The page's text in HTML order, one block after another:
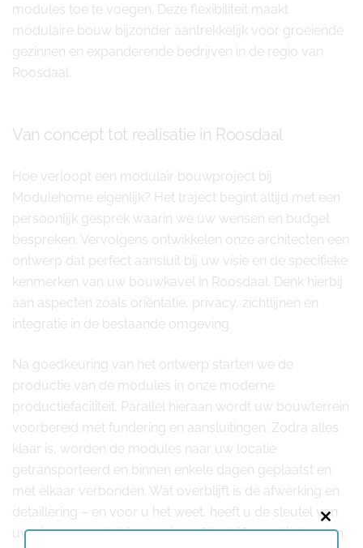
modules toe te voegen. Deze flexibiliteit maakt
modulaire bouw bijzonder aantrekkelijk voor groeiende
gezinnen en expanderende bedrijven in de regio van
Roosdaal.
Van concept tot realisatie in Roosdaal
Hoe verloopt een modulair bouwproject bij
Modulehome eigenlijk? Het traject begint altijd met een
persoonlijk gesprek waarin we uw wensen en budget
bespreken. Vervolgens ontwikkelen onze architecten een
ontwerp dat perfect aansluit bij uw visie en de specifieke
kenmerken van uw bouwkavel in Roosdaal. Denk hierbij
aan aspecten zoals oriëntatie, privacy, zichtlijnen en
integratie in de bestaande omgeving.
Na goedkeuring van het ontwerp starten we de
productie van de modules in onze moderne
productiefaciliteit. Parallel hieraan wordt uw bouwterrein
voorbereid met fundering en aansluitingen. Zodra alles
klaar is, worden de modules naar uw locatie
getransporteerd en binnen enkele dagen geplaatst en
met elkaar verbonden. Wat overblijft is de afwerking en
detaillering – en voor u het weet, heeft u de sleutel van
uw nieuwe modulaire woning of bedrijfspand in handen.
Close